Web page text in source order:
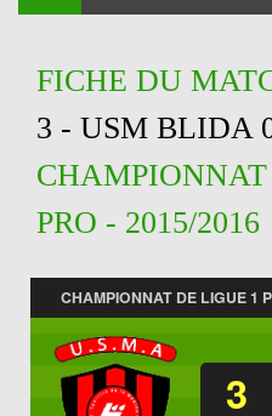
FICHE DU
3 - USM BLIDA
PRO - 2015/2016
CHAMPIONNAT DE LIGUE 1
3